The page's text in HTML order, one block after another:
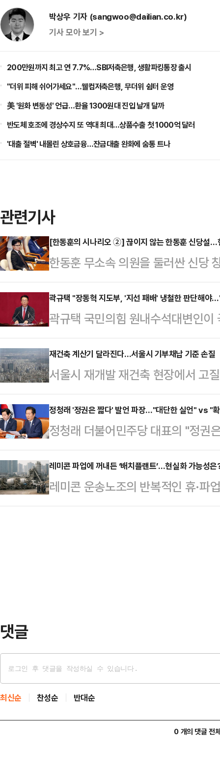
박상우 기자 (sangwoo@dailian.co.kr)
기사 모아 보기 >
200만원까지 최고 연 7.7%…SBI저축은행, 생활파킹통장 출시
"더위 피해 쉬어가세요"…웰컴저축은행, 무더위 쉼터 운영
美 '원화 변동성' 언급…환율 1300원대 진입 날개 달까
반도체 호조에 경상수지 또 역대 최대…상품수출 첫 1000억 달러
'대출 절벽' 내몰린 상호금융…잔금대출 완화에 숨통 트나
관련기사
[한동훈의 시나리오 ②] 끊이지 않는 한동훈 신당설…
한동훈 무소속 의원을 둘러싼 신당
부산 북갑 보궐선거에서 당선되며
체급이 커졌지만, 국민의힘 복당 문
서, 독자 노선 가능성이 함께 제기
훈)계, 정치평론가들의 분석을 종
선택지라기보다 복당 교착 상황에
이 우세하다.한 의원은 지난 지방선
시 부산 북갑 보선에서…
곽규택 "장동혁 지도부, '지선 패배' 냉철한 판단해야
곽규택 국민의힘 원내수석대변인
"당 지도부가 냉철한 판단을 해야
은 11일 BBS라디오 금태섭의 아침
정당의 당 대표는 선거에서 정말 승
단위 선거 후 거취를 결정했다"고
에 대한 책임을 지고 본인이 사퇴하
지방선거 결과를 객관적으로 보면
잘라 말했다.그는 "…
재건축 계산기 달라진다…서울시 기부채납 기준 손질
서울시 재개발 재건축 현장에서 고
부채납 방식에 따른 용적률 혜택 차
주거지역 공공시설물의 용도지역
면 서울시는 지난 5일 ‘공공시설 등
일부 개정했다. 해당 개정안은 서울
에 즉시 적용된다.이번 기준 개정으
티브 기준이 구체화됐다. 상한용적
시설 등을 기부채납해 최종적…
정청래 '정권은 짧다' 발언 파장…"대단한 실언" vs "
정청래 더불어민주당 대표의 "정권
나오면서 파장이 이어지고 있다.11
공개 최고위원회의에서 친명(친이
선거 결과에 대해 지도부가 책임져
기는 정권은 없다. 국민은 영원하고
레미콘 파업에 꺼내든 ‘배치플랜트’…현실화 가능성은
레미콘 운송노조의 반복적인 휴·파
제 등이 맞물리면서 건설현장 내
댓글
최신순 찬성순 반대순
0 개의 댓글 전